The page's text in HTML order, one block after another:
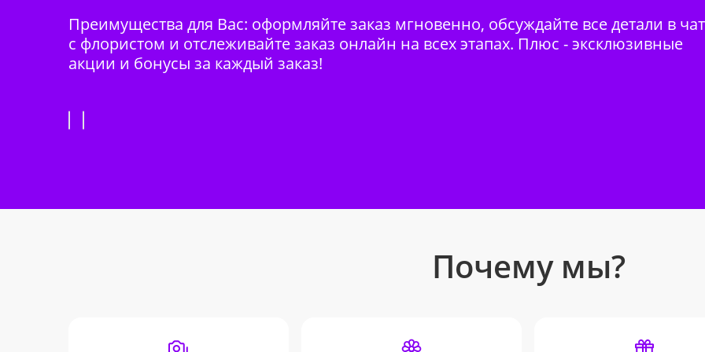
Преимущества для Вас: оформляйте заказ мгновенно, обсуждайте все детали в
с флористом и отслеживайте заказ онлайн на всех этапах. Плюс - эксклюзивные
акции и бонусы за каждый заказ!
Почему мы?